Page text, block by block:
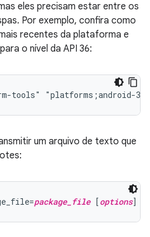
eles precisam estar entre os
Por exemplo, confira como
recentes da plataforma e
o nível da API 36:
um arquivo de texto que
package_file [options